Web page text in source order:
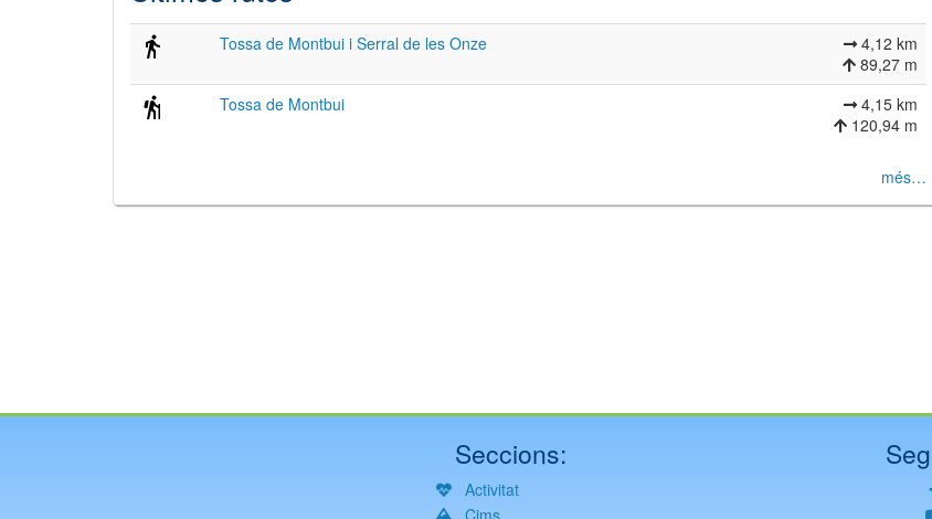
Tossa de Montbui i Serral de les Onze
4,12 km
89,27 m
Tossa de Montbui
4,15 km
120,94 m
més…
Seccions:
Activitat
Cims